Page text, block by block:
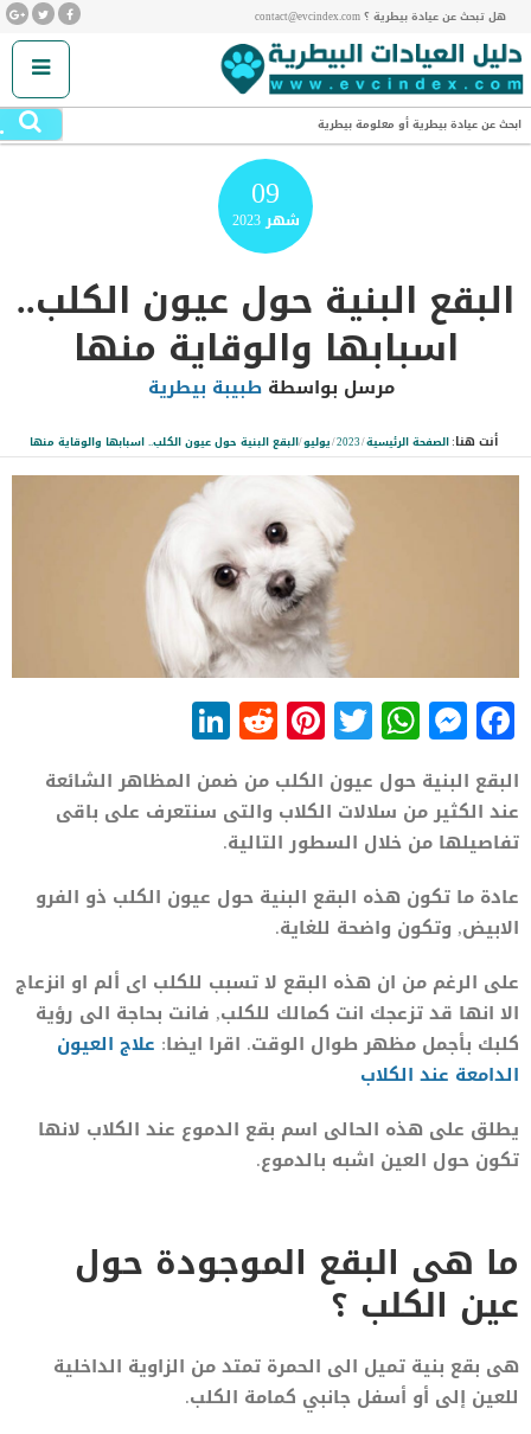
هل تبحث عن عيادة بيطرية ؟ contact@evcindex.com
ابحث عن عيادة بيطرية أو معلومة بيطرية
09
شهر2023
البقع البنية حول عيون الكلب..
اسبابها والوقاية منها
مرسل بواسطة طبيبة بيطرية
أنت هنا:الصفحة الرئيسية/
2023
/يوليو/البقع البنية حول عيون الكلب.. اسبابها والوقاية منها
Facebook
Messenger
WhatsApp
Twitter
Pinterest
Reddit
البقع البنية حول عيون الكلب من ضمن المظاهر الشائعة
عند الكثير من سلالات الكلاب والتى سنتعرف على باقى
تفاصيلها من خلال السطور التالية.
عادة ما تكون هذه البقع البنية حول عيون الكلب ذو الفرو
الابيض, وتكون واضحة للغاية.
على الرغم من ان هذه البقع لا تسبب للكلب اى ألم او انزعاج
الا انها قد تزعجك انت كمالك للكلب, فانت بحاجة الى رؤية
كلبك بأجمل مظهر طوال الوقت. اقرا ايضا: علاج العيون
الدامعة عند الكلاب
يطلق على هذه الحالى اسم بقع الدموع عند الكلاب لانها
تكون حول العين اشبه بالدموع.
ما هى البقع الموجودة حول
عين الكلب ؟
هى بقع بنية تميل الى الحمرة تمتد من الزاوية الداخلية
للعين إلى أو أسفل جانبي كمامة الكلب.